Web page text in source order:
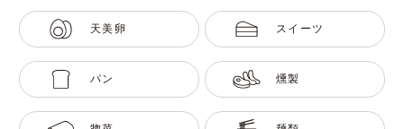
天美卵 スイーツ
パン 燻製